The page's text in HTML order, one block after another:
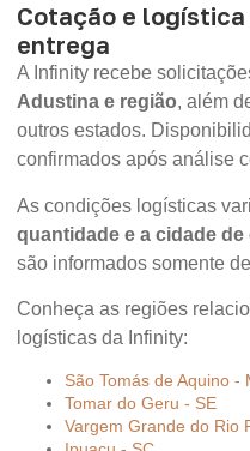
Cotação e
entrega
A Infinity recebe
Adustina e região, além
outros estados.
confirmados após análise
As condições logísticas
quantidade e a cidade de
são informados somente
Conheça as regiões
logísticas da Infinity:
São Tomás de Aquino -
Tomar do Geru - SE
Vargem Grande do Rio